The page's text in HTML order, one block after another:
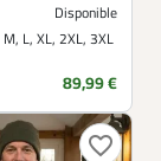
Disponible
M, L, XL, 2XL, 3XL
Prix
89,99 €
favorite_border